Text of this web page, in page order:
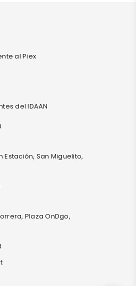
al Piex
del IDAAN
Estación, San Miguelito,
Plaza OnDgo,